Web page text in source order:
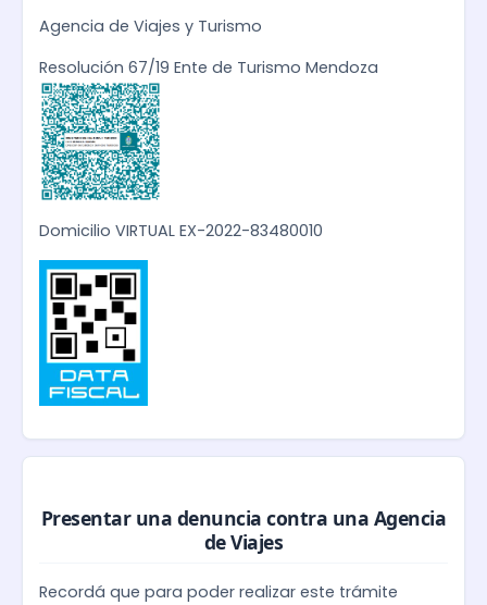
Agencia de Viajes y Turismo
Resolución 67/19 Ente de Turismo Mendoza
Domicilio VIRTUAL EX-2022-83480010
Presentar una denuncia contra una Agencia
de Viajes
Recordá que para poder realizar este trámite